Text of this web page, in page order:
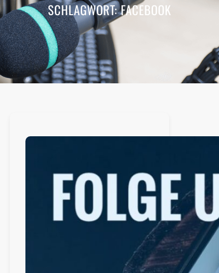
SCHLAGWORT:FACEBOOK